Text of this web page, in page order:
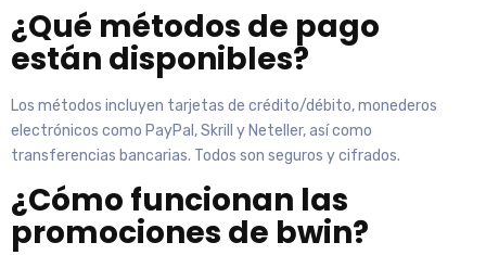
¿Qué métodos de pago
están disponibles?
Los métodos incluyen tarjetas de crédito/débito, monederos
electrónicos como PayPal, Skrill y Neteller, así como
transferencias bancarias. Todos son seguros y cifrados.
¿Cómo funcionan las
promociones de bwin?